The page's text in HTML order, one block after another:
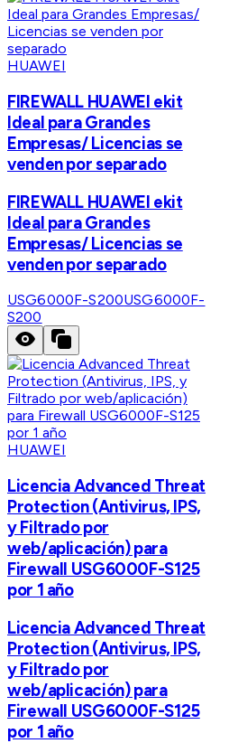
HUAWEI
FIREWALL HUAWEI ekit
Ideal para Grandes
Empresas/ Licencias se
venden por separado
FIREWALL HUAWEI ekit
Ideal para Grandes
Empresas/ Licencias se
venden por separado
USG6000F-S200USG6000F-
S200
HUAWEI
Licencia Advanced Threat
Protection (Antivirus, IPS,
y Filtrado por
web/aplicación) para
Firewall USG6000F-S125
por 1 año
Licencia Advanced Threat
Protection (Antivirus, IPS,
y Filtrado por
web/aplicación) para
Firewall USG6000F-S125
por 1 año